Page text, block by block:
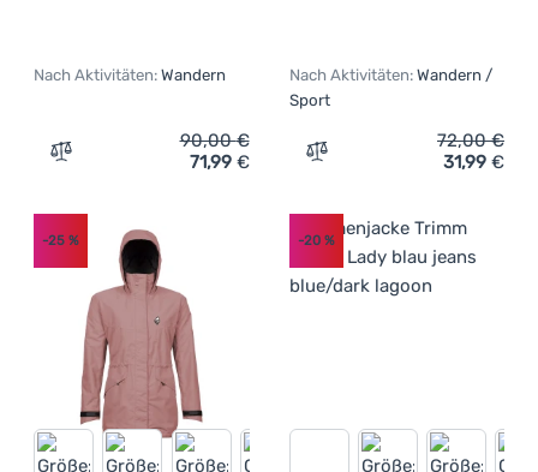
Nach Aktivitäten: Wandern
Zum Vergleich 'Damenjacke Trimm Zena' hinzufügen
90,00€
71,99 €
Nach Aktivitäten: Wandern /
Sport
Zum Vergleich
72,00€
31,99 €
-25 % -20%